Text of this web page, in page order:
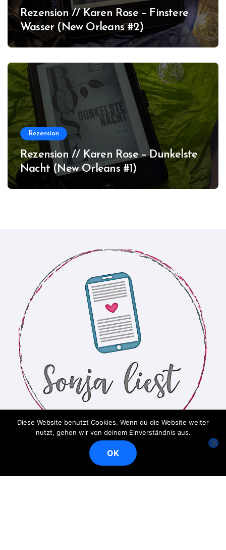
Rezension // Karen Rose – Finstere
Wasser (New Orleans #2)
Rezension
Rezension // Karen Rose – Dunkelste
Nacht (New Orleans #1)
Ein Bücherblog
Diese Website benutzt Cookies. Wenn du die Website weiter
nutzt, gehen wir von deinem Einverständnis aus.
OK